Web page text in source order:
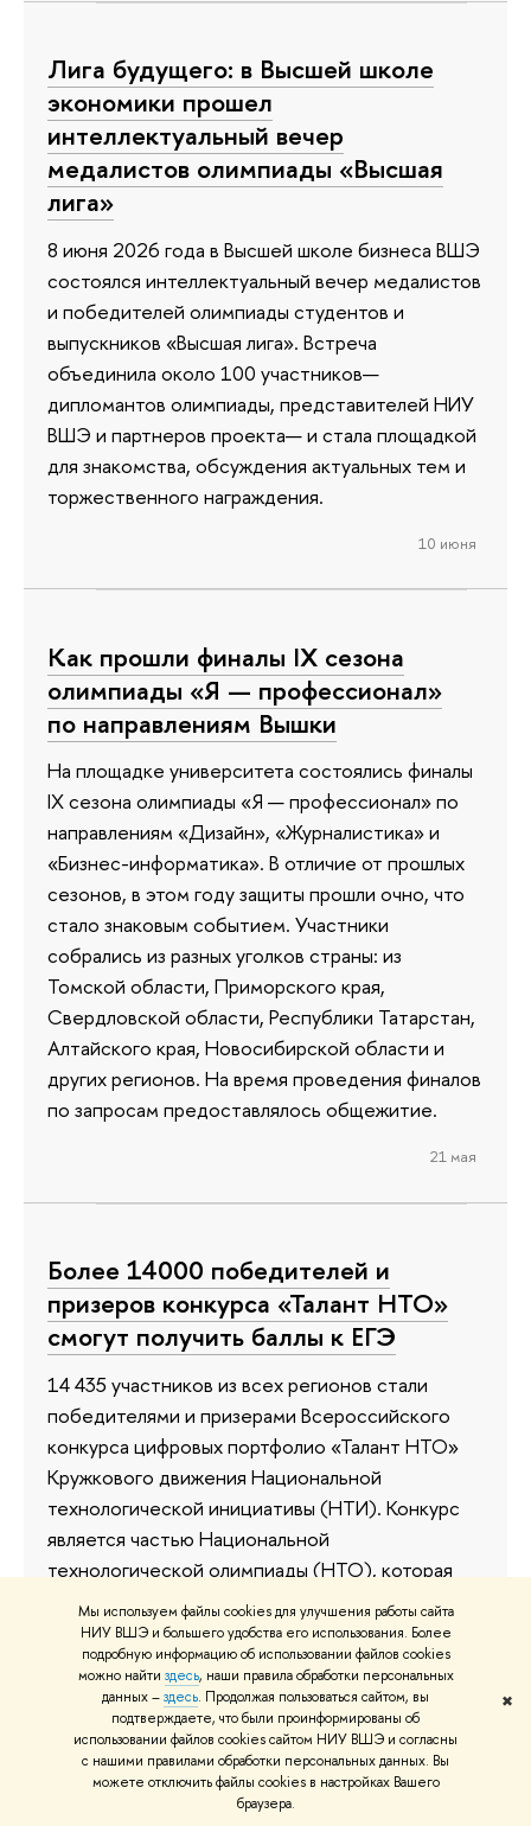
Мы используем файлы cookies для улучшения работы сайта
НИУ ВШЭ и большего удобства его использования. Более
подробную информацию об использовании файлов cookies
можно найти здесь, наши правила обработки персональных
данных –здесь. Продолжая пользоваться сайтом, вы
подтверждаете, что были проинформированы об
использовании файлов cookies сайтом НИУ ВШЭ и согласны
с нашими правилами обработки персональных данных. Вы
можете отключить файлы cookies в настройках Вашего
браузера.
✖
Лига будущего: в Высшей школе
экономики прошел
интеллектуальный вечер
медалистов олимпиады «Высшая
лига»
8 июня 2026 года в Высшей школе бизнеса ВШЭ
состоялся интеллектуальный вечер медалистов
и победителей олимпиады студентов и
выпускников «Высшая лига». Встреча
объединила около 100 участников—
дипломантов олимпиады, представителей НИУ
ВШЭ и партнеров проекта— и стала площадкой
для знакомства, обсуждения актуальных тем и
торжественного награждения.
10 июня
Как прошли финалы IX сезона
олимпиады «Я — профессионал»
по направлениям Вышки
На площадке университета состоялись финалы
IX сезона олимпиады «Я — профессионал» по
направлениям «Дизайн», «Журналистика» и
«Бизнес-информатика». В отличие от прошлых
сезонов, в этом году защиты прошли очно, что
стало знаковым событием. Участники
собрались из разных уголков страны: из
Томской области, Приморского края,
Свердловской области, Республики Татарстан,
Алтайского края, Новосибирской области и
других регионов. На время проведения финалов
по запросам предоставлялось общежитие.
21 мая
Более 14000 победителей и
призеров конкурса «Талант НТО»
смогут получить баллы к ЕГЭ
14 435 участников из всех регионов стали
победителями и призерами Всероссийского
конкурса цифровых портфолио «Талант НТО»
Кружкового движения Национальной
технологической инициативы (НТИ). Конкурс
является частью Национальной
технологической олимпиады (НТО), которая
проводится при координации Министерства
науки и высшего образования РФ совместно с
Президентской платформой «Россия — страна
возможностей» в рамках национального
проекта «Молодежь и дети». Проектный офис
олимпиады действует на базе НИУ ВШЭ.